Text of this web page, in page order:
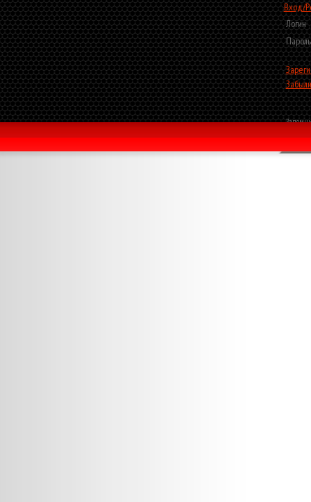
Вход/
Логин
Пароль